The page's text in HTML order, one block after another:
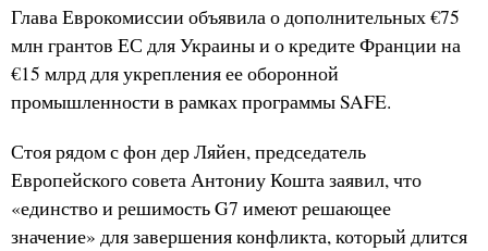
Глава Еврокомиссии объявила о дополнительных €75
млн грантов ЕС для Украины и о кредите Франции на
€15 млрд для укрепления ее оборонной
промышленности в рамках программы SAFE.
Стоя рядом с фон дер Ляйен, председатель
Европейского совета Антониу Кошта заявил, что
«единство и решимость G7 имеют решающее
значение» для завершения конфликта, который длится